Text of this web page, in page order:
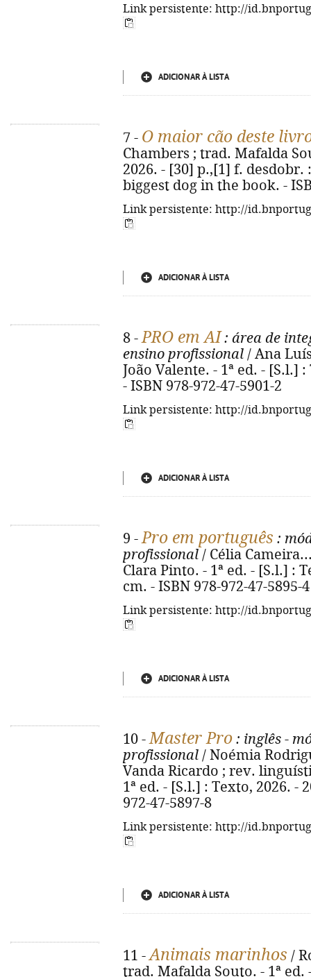
Link persistente: http://
ADICIONAR À LISTA
7 - O maior cão deste
Chambers ; trad. Mafalda
2026. - [30] p.,[1] f.
biggest dog in the book. -
Link persistente: http://
ADICIONAR À LISTA
8 -PRO em AI : área de
ensino profissional / Ana
João Valente. - 1ª ed. - [S.l.]
- ISBN 978-972-47-5901-2
Link persistente: http://
ADICIONAR À LISTA
9 -Pro em português :
profissional / Célia
Clara Pinto. - 1ª ed. - [S.l.] :
cm. - ISBN 978-972-47-5895-4
Link persistente: http://
ADICIONAR À LISTA
10 -Master Pro : inglês -
profissional / Noémia
Vanda Ricardo ; rev.
1ª ed. - [S.l.] : Texto, 2026. -
972-47-5897-8
Link persistente: http://
ADICIONAR À LISTA
11 -Animais marinhos /
trad. Mafalda Souto. - 1ª